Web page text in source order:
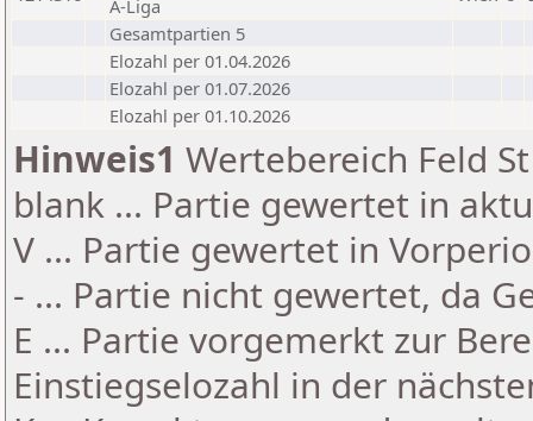
A-Liga
Gesamtpartien 5
Elozahl per 01.04.2026
Elozahl per 01.07.2026
Elozahl per 01.10.2026
Hinweis1 Wertebereich Feld
blank ... Partie gewertet in
V ... Partie gewertet in
- ... Partie nicht gewertet, da
E ... Partie vorgemerkt zur
Einstiegselozahl in der